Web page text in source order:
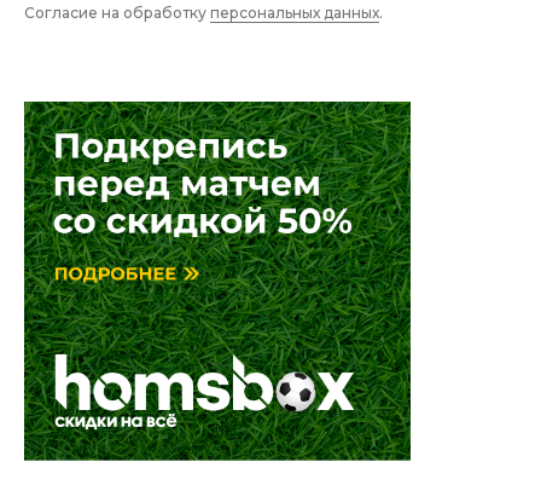
Согласие на обработку персональных данных.